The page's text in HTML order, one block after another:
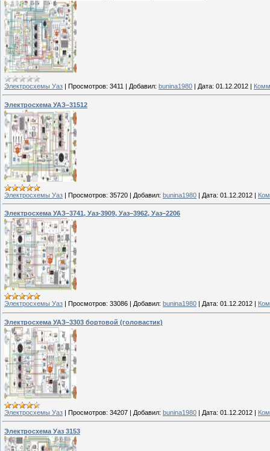
Электросхемы Уаз | Просмотров: 3411 | Добавил: bunina1980 | Дата: 01.12.2012 |
Электросхема УАЗ–31512
Электросхемы Уаз | Просмотров: 35720 | Добавил: bunina1980 | Дата: 01.12.2012 |
Электросхема УАЗ–3741, Уаз-3909, Уаз–3962, Уаз–2206
Электросхемы Уаз Просмотров: 33086 Добавил: bunina1980 Дата: 01.12.2012
Электросхема УАЗ–3303 бортовой (головастик)
Электросхемы Уаз | Просмотров: 34207 | Добавил: bunina1980 | Дата: 01.12.2012 |
Электросхема Уаз 3153